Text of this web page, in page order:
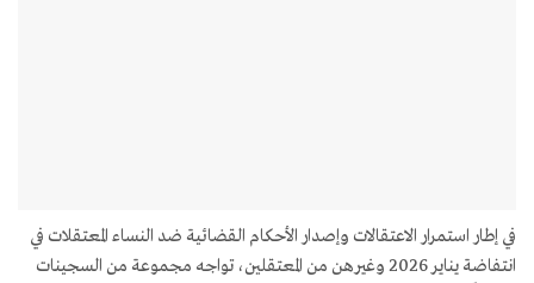
في إطار استمرار الاعتقالات وإصدار الأحكام القضائية ضد النساء المعتقلات في
انتفاضة يناير 2026 وغيرهن من المعتقلين، تواجه مجموعة من السجينات